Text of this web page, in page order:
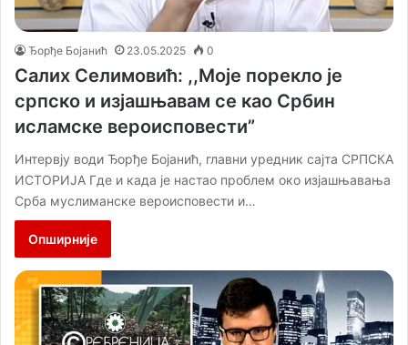
Ђорђе Бојанић 23.05.2025 0
Салих Селимовић: ,,Моје порекло је
српско и изјашњавам се као Србин
исламске вероисповести”
Интервју води Ђорђе Бојанић, главни уредник сајта СРПСКА
ИСТОРИЈА Где и када је настао проблем око изјашњавања
Срба муслиманске вероисповести и…
Опширније